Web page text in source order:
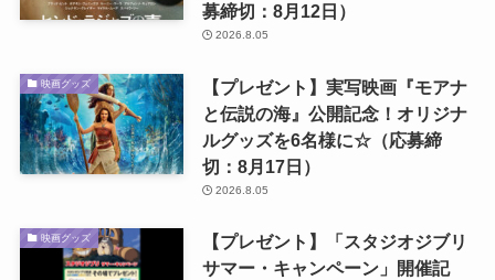
募締切：8月12日）
2026.8.05
映画グッズ
【プレゼント】実写映画『モアナ
と伝説の海』公開記念！オリジナ
ルグッズを6名様に☆（応募締
切：8月17日）
2026.8.05
映画グッズ
【プレゼント】「スタジオジブリ
サマー・キャンペーン」開催記